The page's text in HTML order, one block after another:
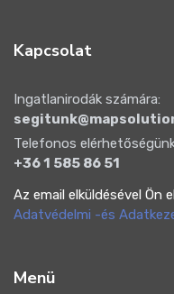
Kapcsolat
Ingatlanirodák számára:
Telefonos
+36 1 585 86 51
Az email elküldésével
Adatvédelmi -és
Menü